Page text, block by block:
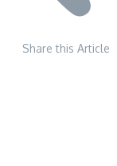
Share this Article